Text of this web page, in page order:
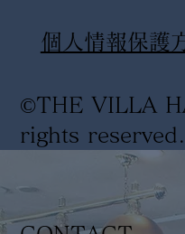
©THE VILLA
rights reserved .
個人情報保護